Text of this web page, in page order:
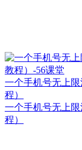
一个手机号无上
程）
一个手机号无上
程）